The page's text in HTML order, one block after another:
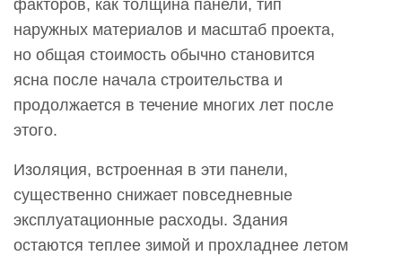
факторов, как толщина панели, тип
наружных материалов и масштаб проекта,
но общая стоимость обычно становится
ясна после начала строительства и
продолжается в течение многих лет после
этого.
Изоляция, встроенная в эти панели,
существенно снижает повседневные
эксплуатационные расходы. Здания
остаются теплее зимой и прохладнее летом